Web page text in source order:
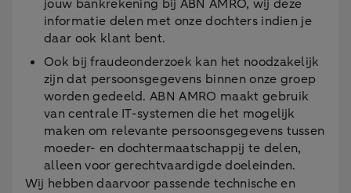
jouw bankrekening bij ABN AMRO, wij deze
informatie delen met onze dochters indien je
daar ook klant bent.
Ook bij fraudeonderzoek kan het noodzakelijk
zijn dat persoonsgegevens binnen onze groep
worden gedeeld. ABN AMRO maakt gebruik
van centrale IT-systemen die het mogelijk
maken om relevante persoonsgegevens tussen
moeder- en dochtermaatschappij te delen,
alleen voor gerechtvaardigde doeleinden.
Wij hebben daarvoor passende technische en